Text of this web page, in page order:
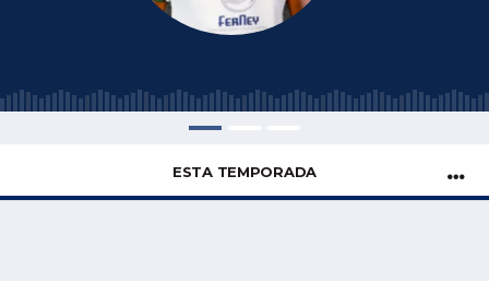
ESTA TEMPORADA